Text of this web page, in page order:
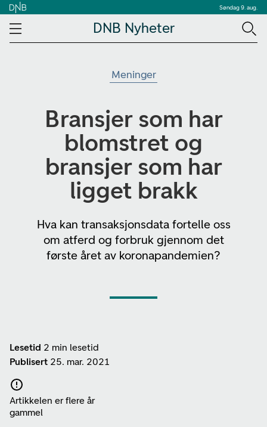
Søndag 9. aug.
DNB Nyheter
Meninger
Bransjer som har
blomstret og
bransjer som har
ligget brakk
Hva kan transaksjonsdata fortelle oss
om atferd og forbruk gjennom det
første året av koronapandemien?
Lesetid 2 min lesetid
Publisert 25. mar. 2021
Artikkelen er flere år
gammel